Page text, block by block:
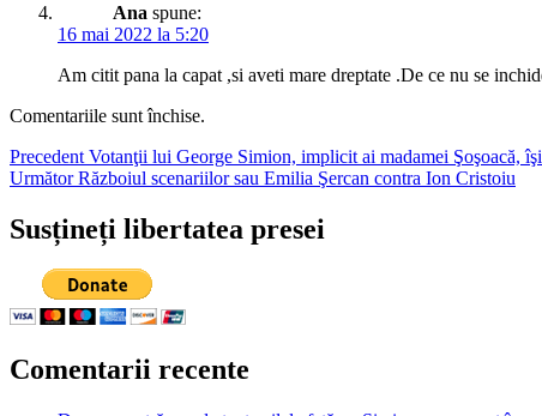
Ana spune:
16 mai 2022 la 5:20
Am citit pana la capat ,si aveti mare dreptate .De ce nu se
Comentariile sunt închise.
Navigare
în
articole
Precedent Articolul
anterior:
Votanţii lui George Simion, implicit ai madamei Şoşoacă,
Următor Articolul
Războiul scenariilor sau Emilia Şercan contra Ion Cristoiu
Susțineți libertatea presei
Comentarii recente